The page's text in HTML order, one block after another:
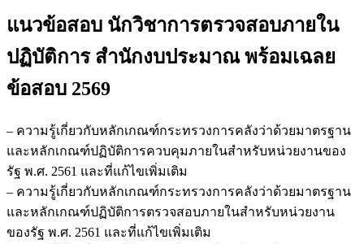
วิชาการ
ตรวจ
สอบ
ภายใน
การ
สำนัก
งบ
ประมาณ
ชิ้น
แนวข้อสอบ นักวิชาการตรวจสอบภายใน
ปฏิบัติการ สำนักงบประมาณพร้อมเฉลย
ข้อสอบ 2569
– ความรู้เกี่ยวกับหลักเกณฑ์กระทรวงการคลังว่าด้วยมาตรฐาน
และหลักเกณฑ์ปฏิบัติการควบคุมภายในสำหรับหน่วยงานของ
รัฐ พ.ศ. 2561 และที่แก้ไขเพิ่มเติม
– ความรู้เกี่ยวกับหลักเกณฑ์กระทรวงการคลังว่าด้วยมาตรฐาน
และหลักเกณฑ์ปฏิบัติการตรวจสอบภายในสำหรับหน่วยงาน
ของรัฐ พ.ศ. 2561 และที่แก้ไขเพิ่มเติม